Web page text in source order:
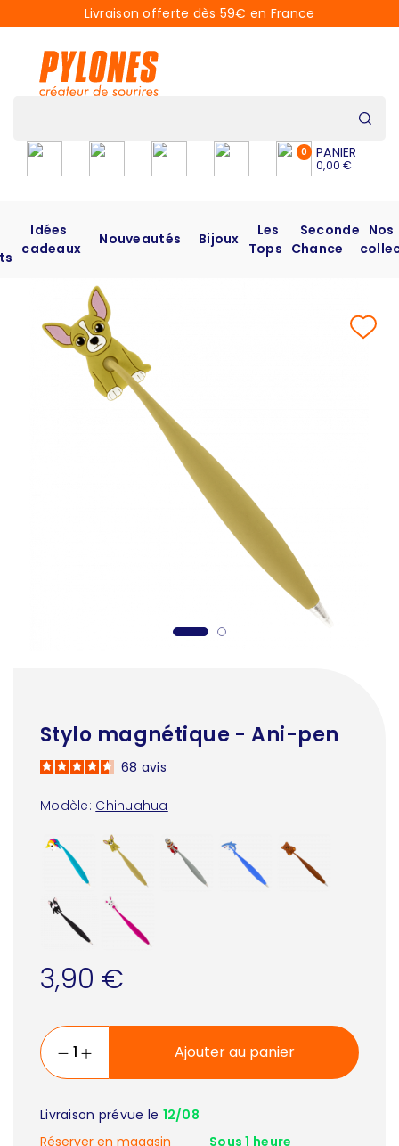
Livraison offerte dès 59€ en France
0 PANIER
0,00 €
Idées
cadeaux
Nouveautés Bijoux
Les
Tops
Seconde
Chance
Nos
Stylo magnétique - Ani-pen
Modèle: Chihuahua
68 avis
3,90 €
Ajouter au panier
Livraison prévue le 12/08
Réserver en magasin
Sous 1 heure